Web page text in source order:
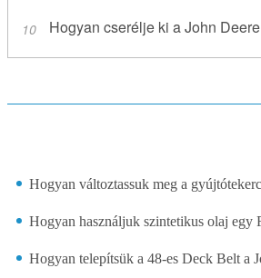
Hogyan cserélje ki a John
Hogyan változtassuk meg a
Hogyan használjuk szintetikus olaj egy
Hogyan telepítsük a 48-es Deck Belt a